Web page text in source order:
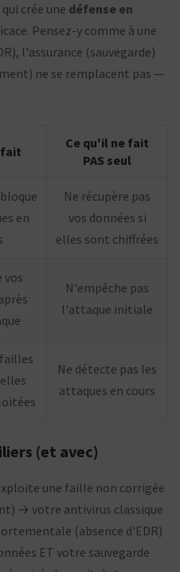
crée une défense en
Pensez-y comme à une
l'assurance (sauvegarde)
ne se remplacent pas —
fait
Ce qu'il ne fait
PAS seul
en
Ne récupère pas
vos données si
elles sont chiffrées
vos
N'empêche pas
l'attaque initiale
Ne détecte pas les
attaques en cours
(et avec)
une faille non corrigée
→ votre antivirus classique
(absence d'EDR)
ET votre sauvegarde